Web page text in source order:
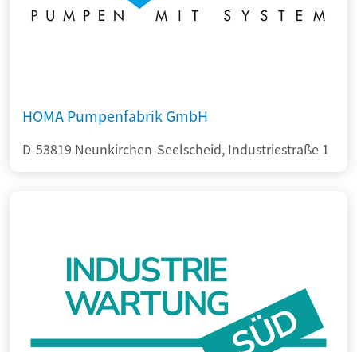
HOMA Pumpenfabrik GmbH
D-53819 Neunkirchen-Seelscheid, Industriestraße 1